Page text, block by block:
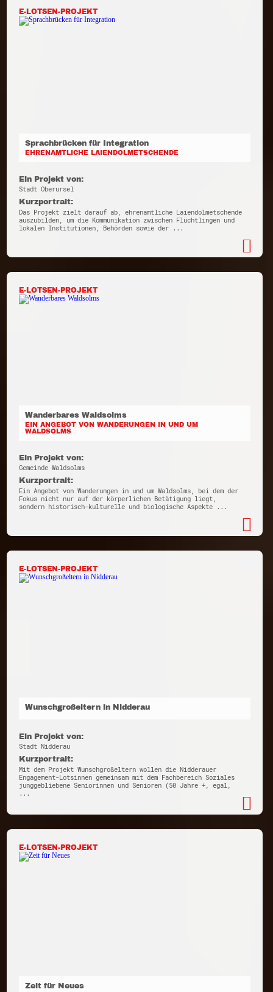
E-LOTSEN-PROJEKT
Sprachbrücken für Integration
EHRENAMTLICHE LAIENDOLMETSCHENDE
Ein Projekt von:
Stadt Oberursel
Kurzportrait:
Das Projekt zielt darauf ab, ehrenamtliche Laiendolmetschende
auszubilden, um die Kommunikation zwischen Flüchtlingen und
lokalen Institutionen, Behörden sowie der ...
E-LOTSEN-PROJEKT
Wanderbares Waldsolms
EIN ANGEBOT VON WANDERUNGEN IN UND UM
WALDSOLMS
Ein Projekt von:
Gemeinde Waldsolms
Kurzportrait:
Ein Angebot von Wanderungen in und um Waldsolms, bei dem der
Fokus nicht nur auf der körperlichen Betätigung liegt,
sondern historisch-kulturelle und biologische Aspekte ...
E-LOTSEN-PROJEKT
Wunschgroßeltern in Nidderau
Ein Projekt von:
Stadt Nidderau
Kurzportrait:
Mit dem Projekt Wunschgroßeltern wollen die Nidderauer
Engagement-Lotsinnen gemeinsam mit dem Fachbereich Soziales
junggebliebene Seniorinnen und Senioren (50 Jahre +, egal,
...
E-LOTSEN-PROJEKT
Zeit für Neues